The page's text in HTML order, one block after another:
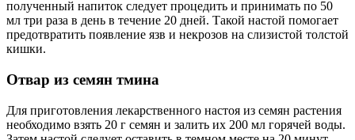
полученный напиток следует процедить и принимать по 50
мл три раза в день в течение 20 дней. Такой настой помогает
предотвратить появление язв и некрозов на слизистой толстой
кишки.
Отвар из семян тмина
Для приготовления лекарственного настоя из семян растения
необходимо взять 20 г семян и залить их 200 мл горячей воды.